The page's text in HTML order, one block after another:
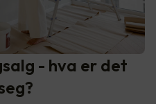
- hva er det